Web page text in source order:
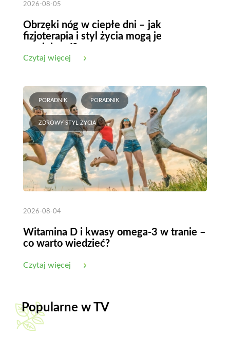
2026-08-05
Obrzęki nóg w ciepłe dni – jak
fizjoterapia i styl życia mogą je
Czytaj więcej
PORADNIK PORADNIK
ZDROWY STYL ŻYCIA
2026-08-04
Witamina D i kwasy omega-3 w tranie –
co warto wiedzieć?
Czytaj więcej
Popularne w TV